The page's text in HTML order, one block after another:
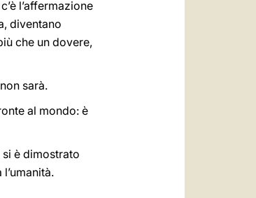
l’affermazione
diventano
che un dovere,
sarà.
al mondo: è
è dimostrato